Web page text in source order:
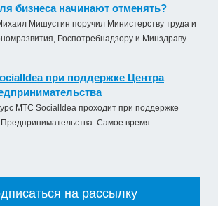
бизнеса начинают отменять?
Мишустин поручил Министерству труда и
Роспотребнадзору и Минздраву ...
при поддержке Центра
МТС SocialIdea проходит при поддержке
Самое время
на рассылку